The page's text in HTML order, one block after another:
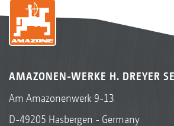
AMAZONEN-WERKE H. DREYER
Am Amazonenwerk 9-13
D-49205 Hasbergen - Germany